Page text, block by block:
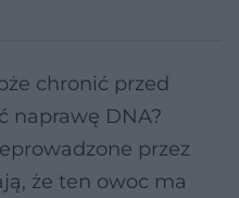
chronić przed
naprawę DNA?
przez
że ten owoc ma